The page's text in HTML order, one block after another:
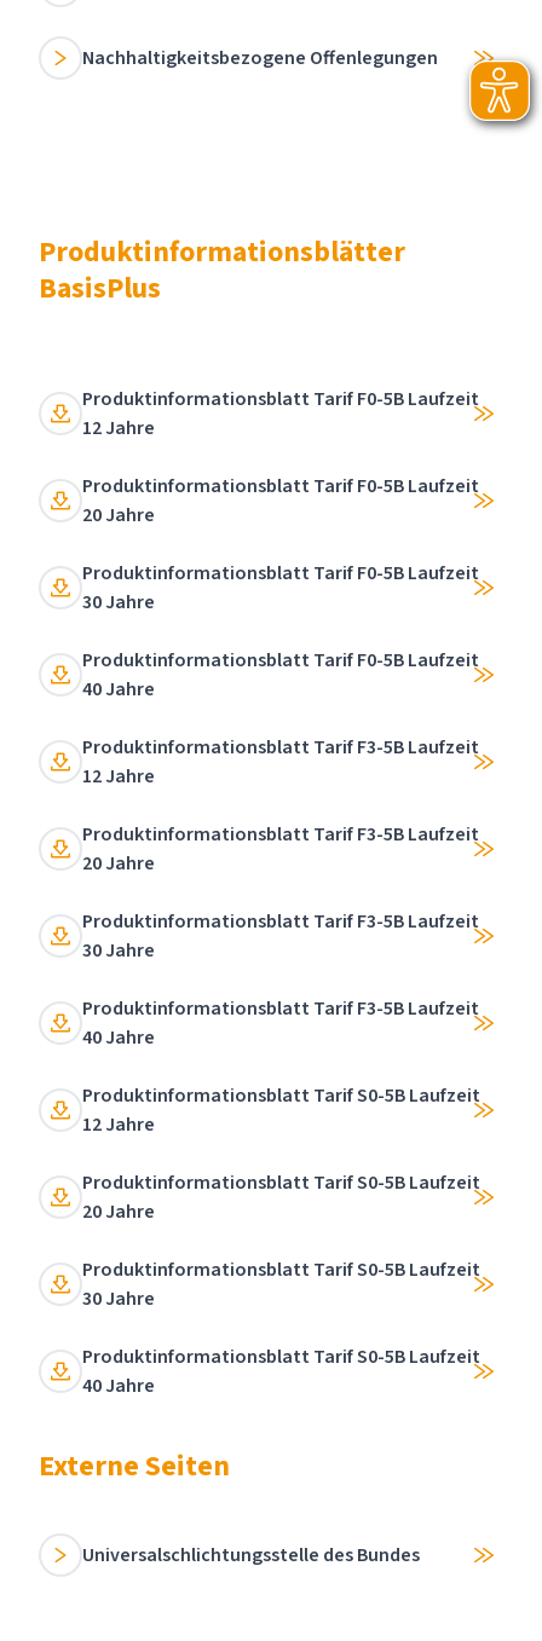
Nachhaltigkeitsbezogene Offenlegungen
Produktinformationsblätter
BasisPlus
Produktinformationsblatt Tarif F0-5B Laufzeit
12 Jahre
Produktinformationsblatt Tarif F0-5B Laufzeit
20 Jahre
Produktinformationsblatt Tarif F0-5B Laufzeit
30 Jahre
Produktinformationsblatt Tarif F0-5B Laufzeit
40 Jahre
Produktinformationsblatt Tarif F3-5B Laufzeit
12 Jahre
Produktinformationsblatt Tarif F3-5B Laufzeit
20 Jahre
Produktinformationsblatt Tarif F3-5B Laufzeit
30 Jahre
Produktinformationsblatt Tarif F3-5B Laufzeit
40 Jahre
Produktinformationsblatt Tarif S0-5B Laufzeit
12 Jahre
Produktinformationsblatt Tarif S0-5B Laufzeit
20 Jahre
Produktinformationsblatt Tarif S0-5B Laufzeit
30 Jahre
Produktinformationsblatt Tarif S0-5B Laufzeit
40 Jahre
Externe Seiten
Universalschlichtungsstelle des Bundes